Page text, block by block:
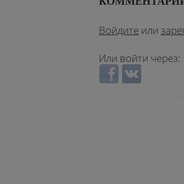
Войдите или
Или войти через:
Login withLogin with